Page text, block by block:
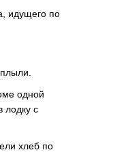
идущего по
одной
лодку с
хлеб по